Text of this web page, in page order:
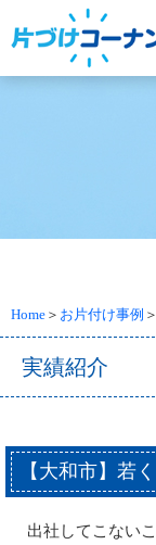
Home ＞ お片付け事例 ＞
実績紹介
【大和市】若
出社してこない